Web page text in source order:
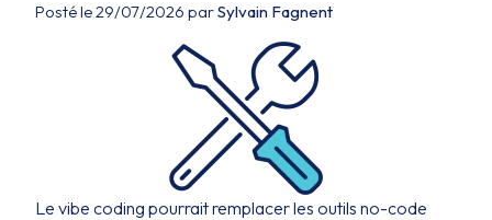
Posté le 29/07/2026 parSylvain Fagnent
Le vibe coding pourrait remplacer les outils no-code